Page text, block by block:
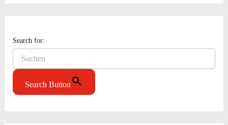
Search for:
Search Button